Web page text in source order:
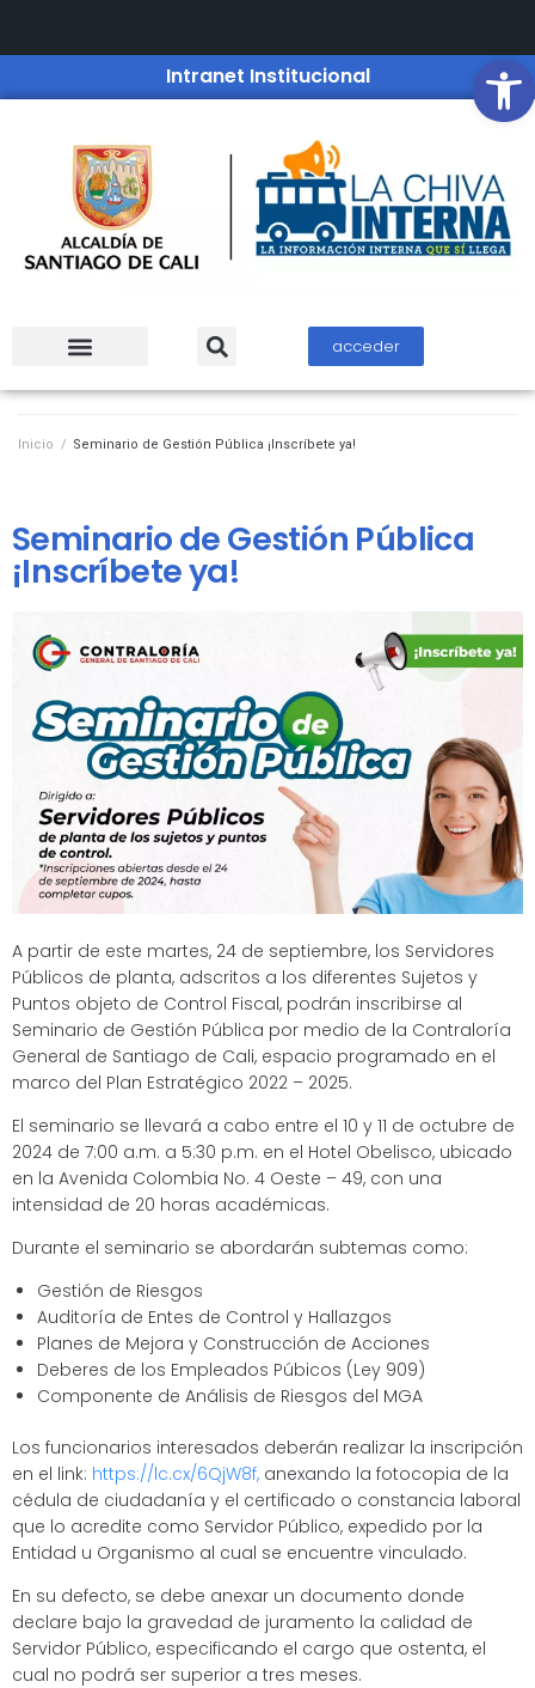
Intranet Institucional
acceder
Inicio / Seminario de Gestión Pública ¡Inscríbete ya!
Seminario de Gestión Pública
¡Inscríbete ya!
A partir de este martes, 24 de septiembre, los Servidores
Públicos de planta, adscritos a los diferentes Sujetos y
Puntos objeto de Control Fiscal, podrán inscribirse al
Seminario de Gestión Pública por medio de la Contraloría
General de Santiago de Cali, espacio programado en el
marco del Plan Estratégico 2022 – 2025.
El seminario se llevará a cabo entre el 10 y 11 de octubre de
2024 de 7:00 a.m. a 5:30 p.m. en el Hotel Obelisco, ubicado
en la Avenida Colombia No. 4 Oeste – 49, con una
intensidad de 20 horas académicas.
Durante el seminario se abordarán subtemas como:
Gestión de Riesgos
Auditoría de Entes de Control y Hallazgos
Planes de Mejora y Construcción de Acciones
Deberes de los Empleados Púbicos (Ley 909)
Componente de Análisis de Riesgos del MGA
Los funcionarios interesados deberán realizar la inscripción
en el link: https://lc.cx/6QjW8f, anexando la fotocopia de la
cédula de ciudadanía y el certificado o constancia laboral
que lo acredite como Servidor Público, expedido por la
Entidad u Organismo al cual se encuentre vinculado.
En su defecto, se debe anexar un documento donde
declare bajo la gravedad de juramento la calidad de
Servidor Público, especificando el cargo que ostenta, el
cual no podrá ser superior a tres meses.